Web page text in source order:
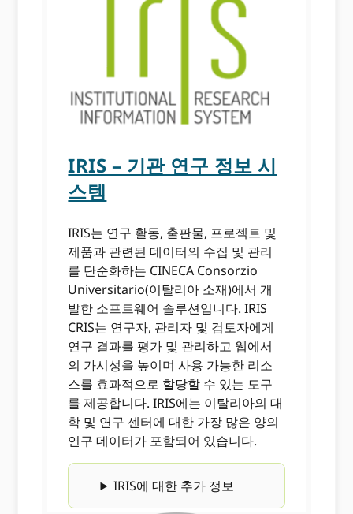
IRIS – 기관 연구 정보 시
스템
IRIS는 연구 활동, 출판물, 프로젝트 및
제품과 관련된 데이터의 수집 및 관리
를 단순화하는 CINECA Consorzio
Universitario(이탈리아 소재)에서 개
발한 소프트웨어 솔루션입니다. IRIS
CRIS는 연구자, 관리자 및 검토자에게
연구 결과를 평가 및 관리하고 웹에서
의 가시성을 높이며 사용 가능한 리소
스를 효과적으로 할당할 수 있는 도구
를 제공합니다. IRIS에는 이탈리아의 대
학 및 연구 센터에 대한 가장 많은 양의
연구 데이터가 포함되어 있습니다.
IRIS에 대한 추가 정보